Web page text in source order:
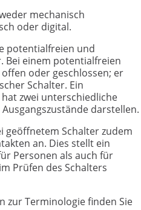
mechanisch
oder digital.
potentialfreien und
Bei einem potentialfreien
oder geschlossen; er
Schalter. Ein
zwei unterschiedliche
darstellen.
geöffnetem Schalter zudem
an. Dies stellt ein
Personen als auch für
Prüfen des Schalters
zur Terminologie finden Sie